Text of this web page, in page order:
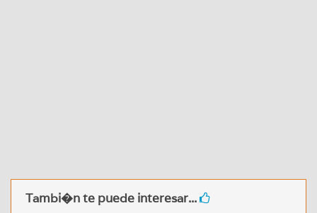
Tambi�n te puede interesar...